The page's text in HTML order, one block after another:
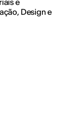
Design e